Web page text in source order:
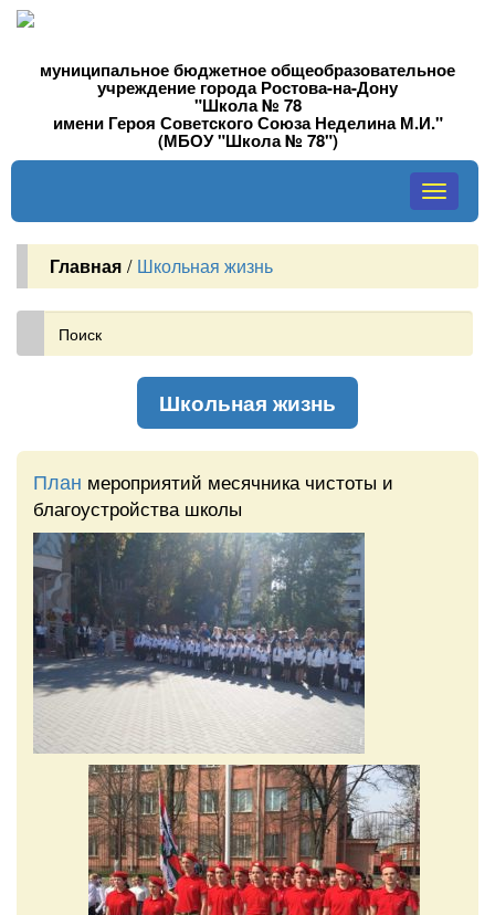
муниципальное бюджетное общеобразовательное
учреждение города Ростова-на-Дону
"Школа № 78
имени Героя Советского Союза Неделина М.И."
(МБОУ "Школа № 78")
Toggle
Главная / Школьная жизнь
Школьная жизнь
План мероприятий месячника чистоты и
благоустройства школы